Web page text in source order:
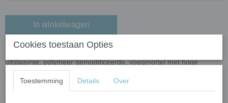
In winkelwagen
Mapei UltraColor Plus is een snelbindende en- drogende,
uitslagvrije, polymeer gemodificeerde, voegmortel met hoge
prestaties voor voegen van 2 tot 20 mm, waterafstotend met
DropEffect® en schimmelbestendig met BioBlock®-technologie.
Toepasbaar:
Cookies toestaan Opties
Toestemming Details Over